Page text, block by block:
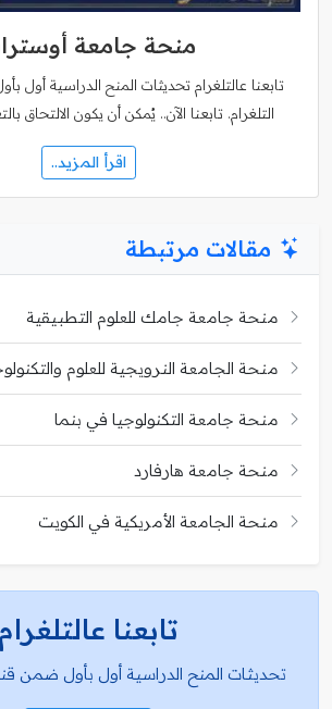
منحة جامعة
تابعنا عالتلغرام تحديثات المنح الدراسية أول
التلغرام. تابعنا الآن.. يُمكن أن يكون الالتحاق
اقرأ المزيد..
مقالات مرتبطة
منحة جامعة جامك للعلوم التطبيقية
منحة الجامعة النرويجية للعلوم
منحة جامعة التكنولوجيا في بنما
منحة جامعة هارفارد
منحة الجامعة الأمريكية في الكويت
تابعنا عالتلغرام
تحديثات المنح الدراسية أول بأول ضمن